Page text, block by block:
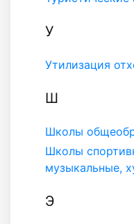
У
Утилизация
Ш
Школы
Школы
музыкальные,
Э